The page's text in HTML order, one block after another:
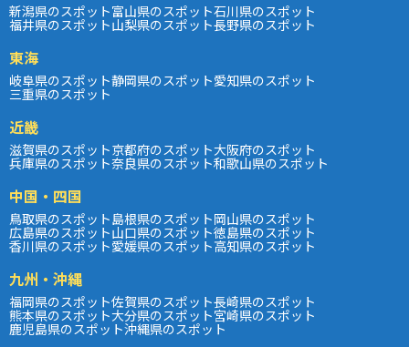
新潟県のスポット富山県のスポット石川県のスポット
福井県のスポット山梨県のスポット長野県のスポット
東海
岐阜県のスポット静岡県のスポット愛知県のスポット
三重県のスポット
近畿
滋賀県のスポット京都府のスポット大阪府のスポット
兵庫県のスポット奈良県のスポット和歌山県のスポット
中国・四国
鳥取県のスポット島根県のスポット岡山県のスポット
広島県のスポット山口県のスポット徳島県のスポット
香川県のスポット愛媛県のスポット高知県のスポット
九州・沖縄
福岡県のスポット佐賀県のスポット長崎県のスポット
熊本県のスポット大分県のスポット宮崎県のスポット
鹿児島県のスポット沖縄県のスポット